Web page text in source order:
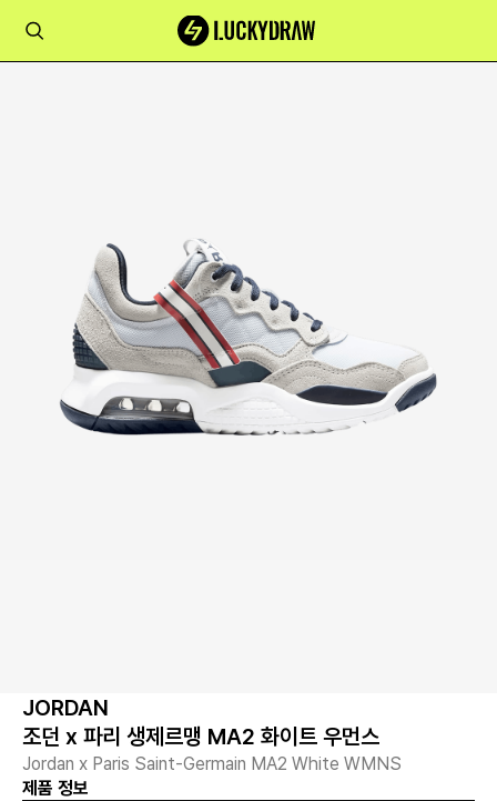
JORDAN
조던 x 파리 생제르맹 MA2 화이트 우먼스
Jordan x Paris Saint-Germain MA2 White WMNS
제품 정보